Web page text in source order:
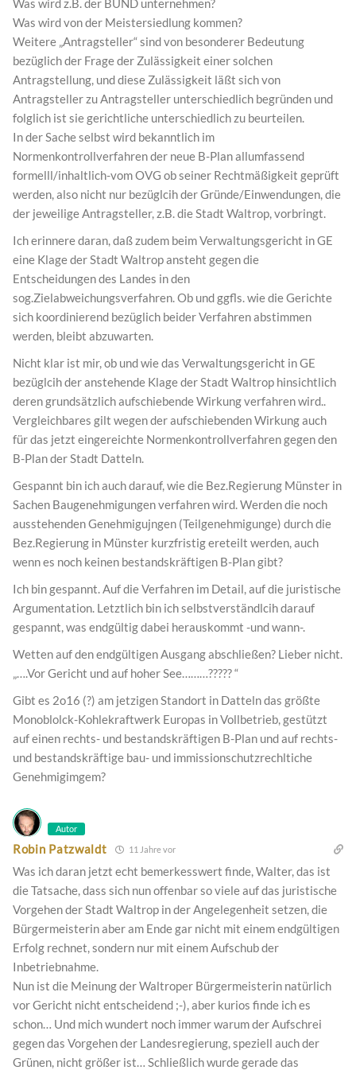
Was wird z.B. der BUND unternehmen?
Was wird von der Meistersiedlung kommen?
Weitere „Antragsteller“ sind von besonderer Bedeutung
bezüglich der Frage der Zulässigkeit einer solchen
Antragstellung, und diese Zulässigkeit läßt sich von
Antragsteller zu Antragsteller unterschiedlich begründen und
folglich ist sie gerichtliche unterschiedlich zu beurteilen.
In der Sache selbst wird bekanntlich im
Normenkontrollverfahren der neue B-Plan allumfassend
formelll/inhaltlich-vom OVG ob seiner Rechtmäßigkeit geprüft
werden, also nicht nur bezüglcih der Gründe/Einwendungen, die
der jeweilige Antragsteller, z.B. die Stadt Waltrop, vorbringt.
Ich erinnere daran, daß zudem beim Verwaltungsgericht in GE
eine Klage der Stadt Waltrop ansteht gegen die
Entscheidungen des Landes in den
sog.Zielabweichungsverfahren. Ob und ggfls. wie die Gerichte
sich koordinierend bezüglich beider Verfahren abstimmen
werden, bleibt abzuwarten.
Nicht klar ist mir, ob und wie das Verwaltungsgericht in GE
bezüglcih der anstehende Klage der Stadt Waltrop hinsichtlich
deren grundsätzlich aufschiebende Wirkung verfahren wird..
Vergleichbares gilt wegen der aufschiebenden Wirkung auch
für das jetzt eingereichte Normenkontrollverfahren gegen den
B-Plan der Stadt Datteln.
Gespannt bin ich auch darauf, wie die Bez.Regierung Münster in
Sachen Baugenehmigungen verfahren wird. Werden die noch
ausstehenden Genehmigujngen (Teilgenehmigunge) durch die
Bez.Regierung in Münster kurzfristig ereteilt werden, auch
wenn es noch keinen bestandskräftigen B-Plan gibt?
Ich bin gespannt. Auf die Verfahren im Detail, auf die juristische
Argumentation. Letztlich bin ich selbstverständlcih darauf
gespannt, was endgültig dabei herauskommt -und wann-.
Wetten auf den endgültigen Ausgang abschließen? Lieber nicht.
„….Vor Gericht und auf hoher See………????? “
Gibt es 2o16 (?) am jetzigen Standort in Datteln das größte
Monoblolck-Kohlekraftwerk Europas in Vollbetrieb, gestützt
auf einen rechts- und bestandskräftigen B-Plan und auf rechts-
und bestandskräftige bau- und immissionschutzrechltiche
Genehmigimgem?
Autor
Robin Patzwaldt 11 Jahre vor
Was ich daran jetzt echt bemerkesswert finde, Walter, das ist
die Tatsache, dass sich nun offenbar so viele auf das juristische
Vorgehen der Stadt Waltrop in der Angelegenheit setzen, die
Bürgermeisterin aber am Ende gar nicht mit einem endgültigen
Erfolg rechnet, sondern nur mit einem Aufschub der
Inbetriebnahme.
Nun ist die Meinung der Waltroper Bürgermeisterin natürlich
vor Gericht nicht entscheidend ;-), aber kurios finde ich es
schon… Und mich wundert noch immer warum der Aufschrei
gegen das Vorgehen der Landesregierung, speziell auch der
Grünen, nicht größer ist… Schließlich wurde gerade das